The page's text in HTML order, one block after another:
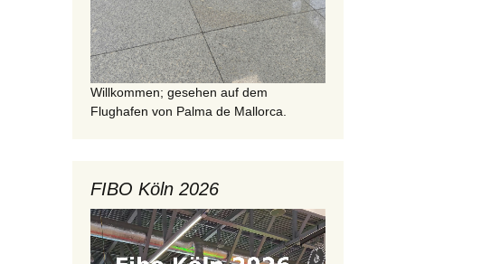
Willkommen; gesehen auf dem
Flughafen von Palma de Mallorca.
FIBO Köln 2026
Video-
Player